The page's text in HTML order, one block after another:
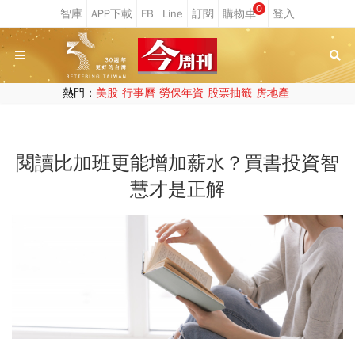
0
熱門： 美股 行事曆 勞保年資 股票抽籤 房地產
閱讀比加班更能增加薪水？買書投資智
慧才是正解